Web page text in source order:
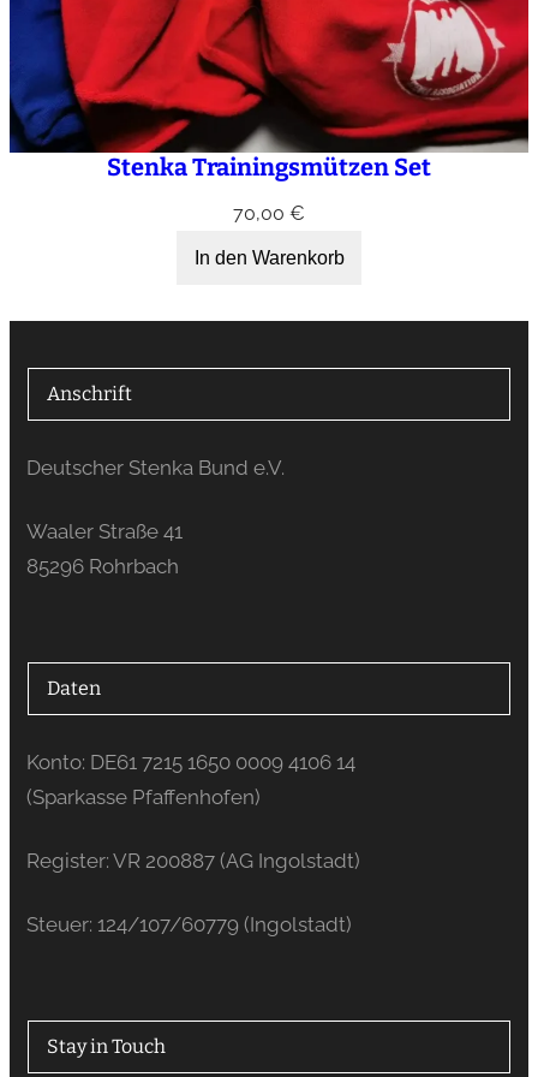
Stenka Trainingsmützen Set
70,00 €
In den Warenkorb
Anschrift
Deutscher Stenka Bund e.V.
Waaler Straße 41
85296 Rohrbach
Daten
Konto: DE61 7215 1650 0009 4106 14
(Sparkasse Pfaffenhofen)
Register: VR 200887 (AG Ingolstadt)
Steuer: 124/107/60779 (Ingolstadt)
Stay in Touch